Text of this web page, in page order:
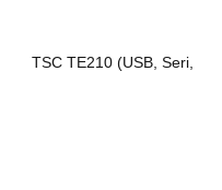
TSC TE210 (USB, Seri,